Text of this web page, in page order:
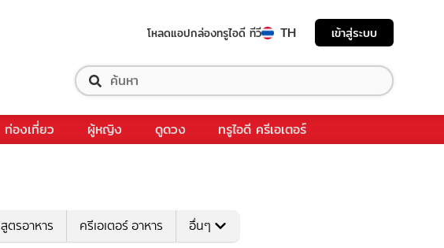
โหลดแอปกล่องทรูไอดี ทีวี TH เข้าสู่ระบบ
ท่องเที่ยว ผู้หญิง ดูดวง ทรูไอดี ครีเอเตอร์
สูตรอาหาร ครีเอเตอร์ อาหาร อื่นๆ